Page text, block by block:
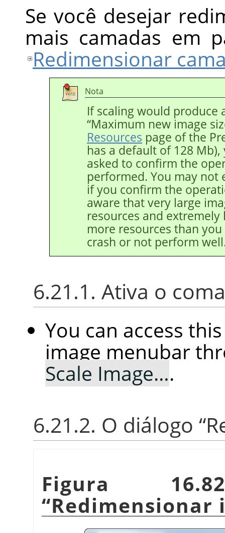
Se você desejar
mais camadas em
Redimensionar
Nota
If scaling would produce
“Maximum new image
Resources page of the
has a default of 128
asked to confirm the
performed. You may not
if you confirm the
aware that very large
resources and
more resources than
crash or not perform
6.21.1. Ativa o
You can access
image menubar
Scale Image….
6.21.2. O diálogo “
Figura
“Redimensionar